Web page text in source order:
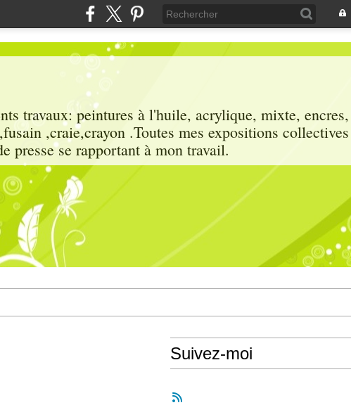
travaux: peintures à l'huile, acrylique, mixte, encres,
,craie,crayon .Toutes mes expositions collectives
presse se rapportant à mon travail.
Suivez-moi